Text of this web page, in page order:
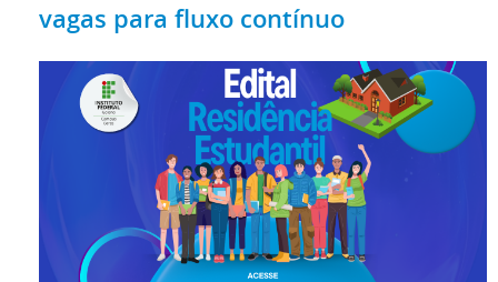
vagas para fluxo contínuo